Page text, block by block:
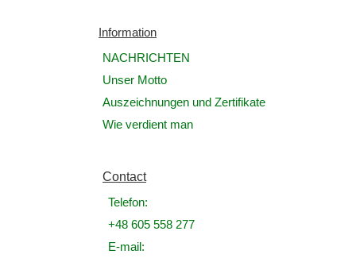
Information
NACHRICHTEN
Unser Motto
Auszeichnungen und Zertifikate
Wie verdient man
Contact
Telefon:
+48 605 558 277
E-mail: